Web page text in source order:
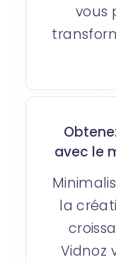
vous
avec le
la
Vidnoz